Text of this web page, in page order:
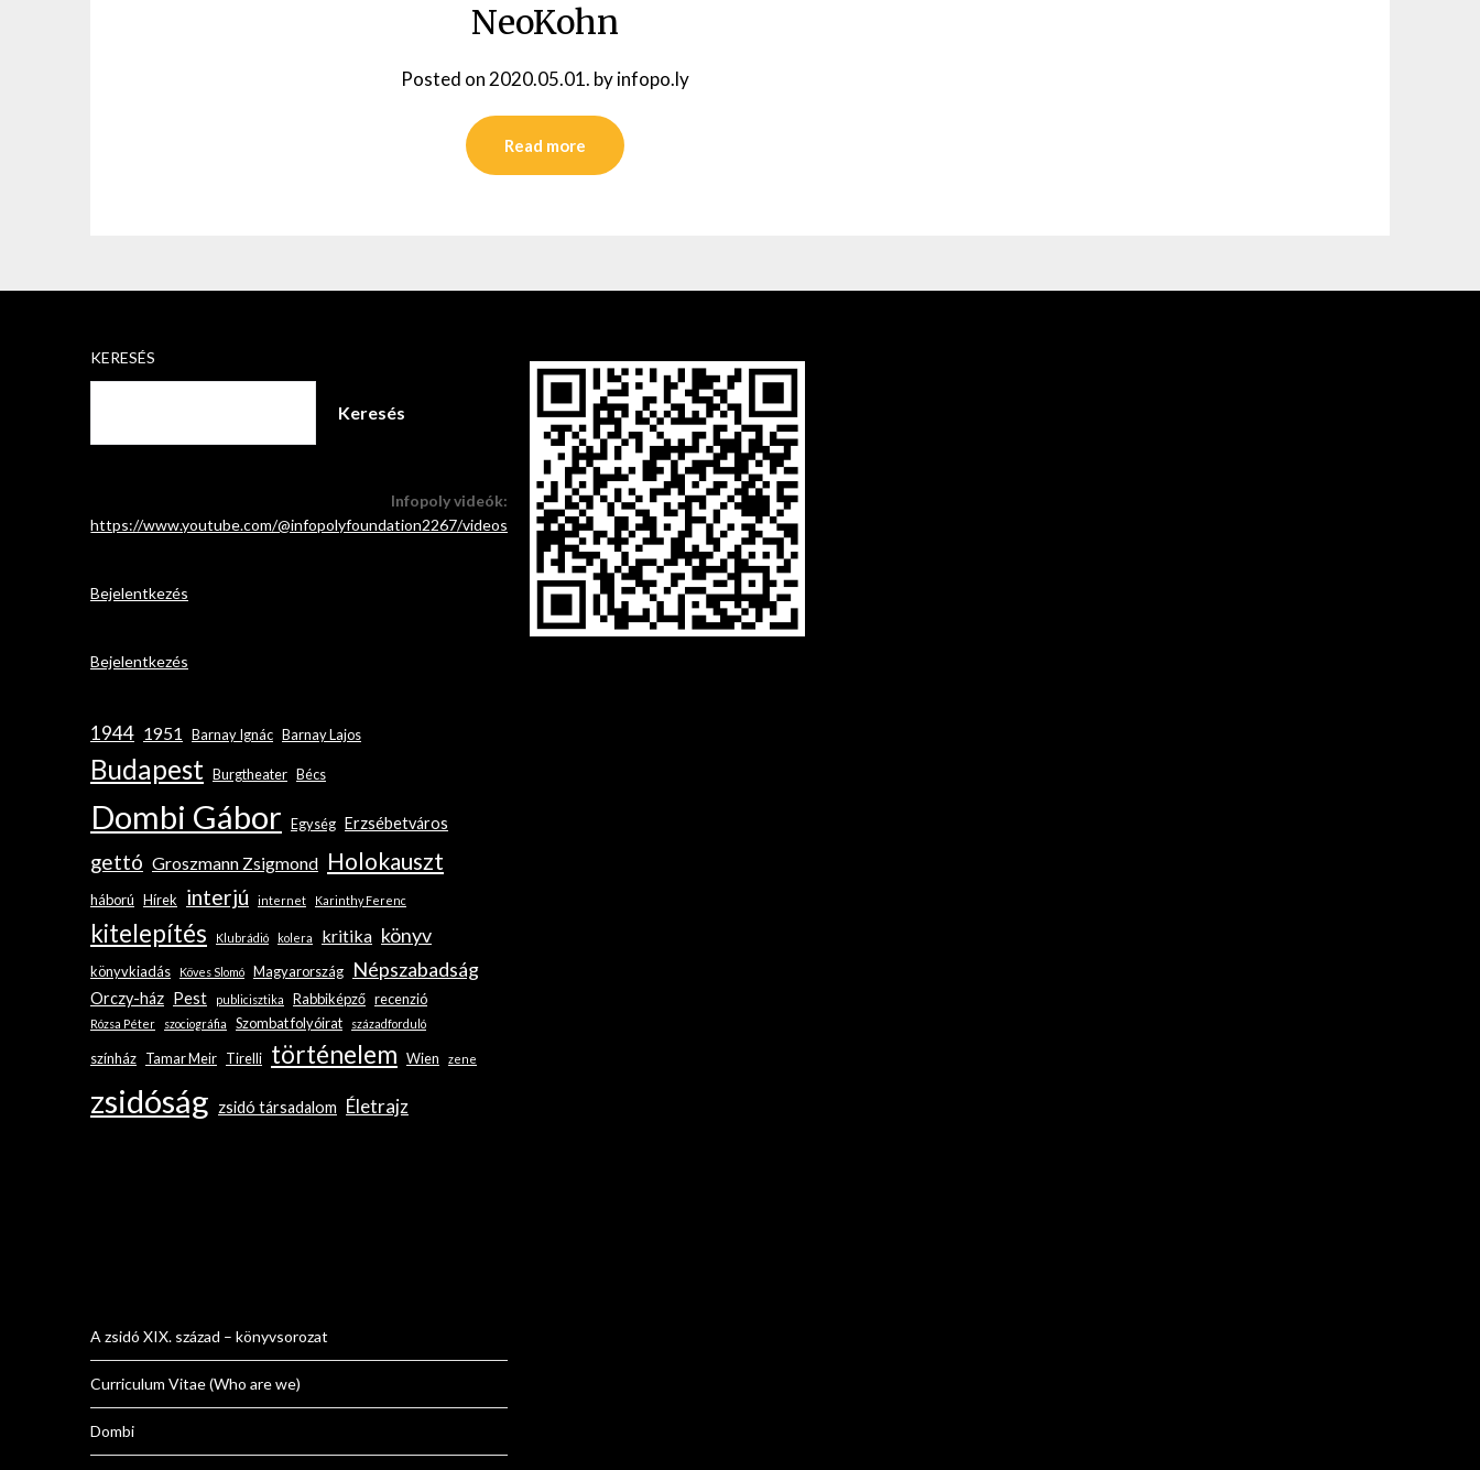
NeoKohn
Posted on 2020.05.01. byinfopo.ly
Read more
KERESÉS
Keresés
Infopoly videók:
https://www.youtube.com/@infopolyfoundation2267/videos
Bejelentkezés
Bejelentkezés
1944 1951 Barnay Ignác Barnay Lajos
Budapest Burgtheater Bécs
Dombi Gábor Egység Erzsébetváros
gettó Groszmann Zsigmond Holokauszt
háború Hírek interjú internet Karinthy Ferenc
kitelepítés Klubrádió kolera kritika könyv
könyvkiadás Köves Slomó Magyarország Népszabadság
Orczy-ház Pest publicisztika Rabbiképző recenzió
Rózsa Péter szociográfia Szombat folyóirat századforduló
színház Tamar Meir Tirelli történelem Wien zene
zsidóság zsidó társadalom Életrajz
A zsidó XIX. század – könyvsorozat
Curriculum Vitae (Who are we)
Dombi